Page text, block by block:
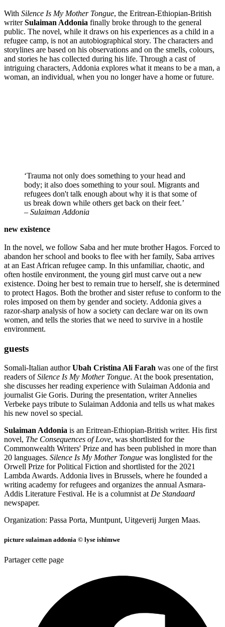
With Silence Is My Mother Tongue, the Eritrean-Ethiopian-British
writerSulaiman Addonia finally broke through to the general
public. The novel, while it draws on his experiences as a child in a
refugee camp, is not an autobiographical story. The characters and
storylines are based on his observations and on the smells, colours,
and stories he has collected during his life. Through a cast of
intriguing characters, Addonia explores what it means to be a man, a
woman, an individual, when you no longer have a home or future.
‘Trauma not only does something to your head and
body; it also does something to your soul. Migrants and
refugees don't talk enough about why it is that some of
us break down while others get back on their feet.’
– Sulaiman Addonia
new existence
In the novel, we follow Saba and her mute brother Hagos. Forced to
abandon her school and books to flee with her family, Saba arrives
at an East African refugee camp. In this unfamiliar, chaotic, and
often hostile environment, the young girl must carve out a new
existence. Doing her best to remain true to herself, she is determined
to protect Hagos. Both the brother and sister refuse to conform to the
roles imposed on them by gender and society. Addonia gives a
razor-sharp analysis of how a society can declare war on its own
women, and tells the stories that we need to survive in a hostile
environment.
guests
Somali-Italian authorUbah Cristina Ali Farah was one of the first
readers ofSilence Is My Mother Tongue. At the book presentation,
she discusses her reading experience with Sulaiman Addonia and
journalist Gie Goris. During the presentation, writer Annelies
Verbeke pays tribute to Sulaiman Addonia and tells us what makes
his new novel so special.
Sulaiman Addonia is an Eritrean-Ethiopian-British writer. His first
novel, The Consequences of Love, was shortlisted for the
Commonwealth Writers' Prize and has been published in more than
20 languages. Silence Is My Mother Tongue was longlisted for the
Orwell Prize for Political Fiction and shortlisted for the 2021
Lambda Awards. Addonia lives in Brussels, where he founded a
writing academy for refugees and organizes the annual Asmara-
Addis Literature Festival. He is a columnist at De Standaard
newspaper.
Organization: Passa Porta, Muntpunt, Uitgeverij Jurgen Maas.
picture sulaiman addonia © lyse ishimwe
Partager cette page